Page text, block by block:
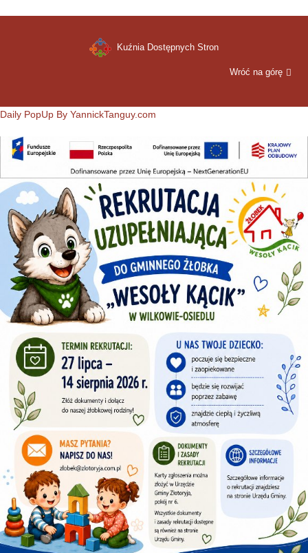
Kuźnia Dostępnych Stron
Wróć na górę
Daily PopUp By YannickTanguy.com